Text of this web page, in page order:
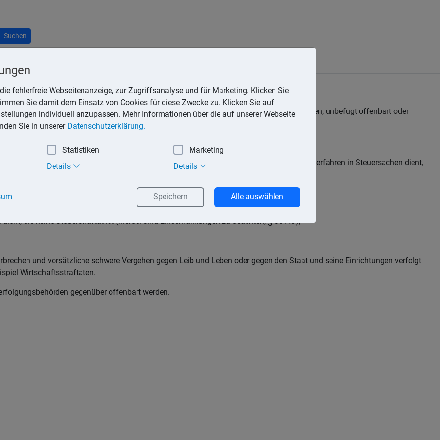
Suchen
verletzt das Steuergeheimnis, wenn er Verhältnisse eines anderen, die ihm bekannt werden, unbefugt offenbart oder
Verwaltungsverfahren, einem Rechnungsprüfungsverfahren oder einem gerichtlichen Verfahren in Steuersachen dient,
die keine Steuerstraftat ist (hierbei sind Einschränkungen zu beachten, § 30 AO),
und vorsätzliche schwere Vergehen gegen Leib und Leben oder gegen den Staat und seine Einrichtungen verfolgt
Wirtschaftsstraftaten.
gegenüber offenbart werden.
fehlerfreie Webseitenanzeige, zur Zugriffsanalyse und für Marketing. Klicken Sie
Sie damit dem Einsatz von Cookies für diese Zwecke zu. Klicken Sie auf
individuell anzupassen. Mehr Informationen über die auf unserer Webseite
Sie in unserer Datenschutzerklärung.
Statistiken
Marketing
Details Details
Speichern Alle auswählen